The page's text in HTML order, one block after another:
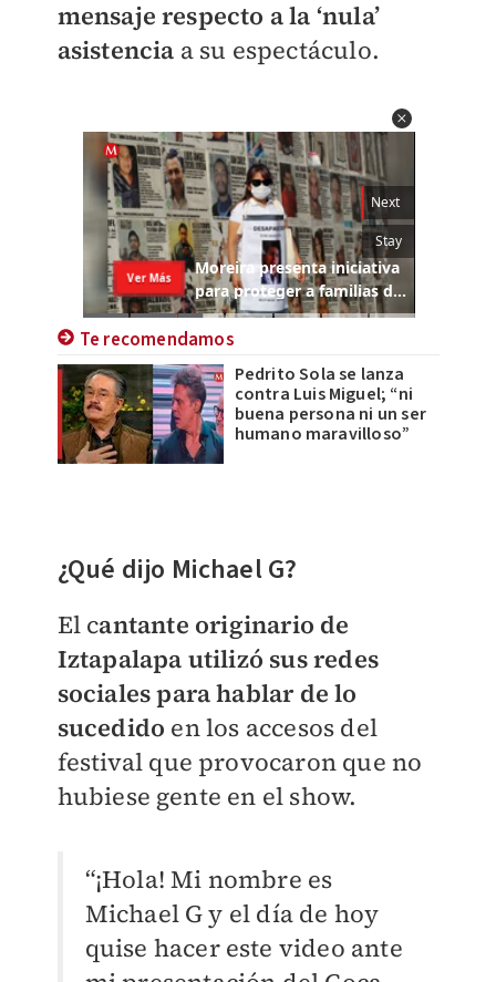
mensaje respecto a la ‘nula’
asistencia a su espectáculo.
Te recomendamos
Pedrito Sola se lanza
contra Luis Miguel; “ni
buena persona ni un ser
humano maravilloso”
¿Qué dijo Michael G?
El cantante originario de
Iztapalapa utilizó sus redes
sociales para hablar de lo
sucedido en los accesos del
festival que provocaron que no
hubiese gente en el show.
“¡Hola! Mi nombre es
Michael G y el día de hoy
quise hacer este video ante